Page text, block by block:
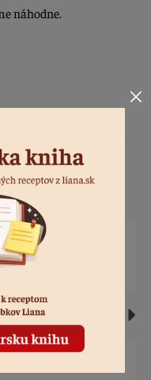
náhodne.